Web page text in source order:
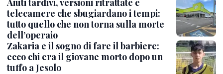
Aiuti tardivi, versioni ritrattate e
telecamere che sbugiardano i tempi:
tutto quello che non torna sulla morte
dell’operaio
Zakaria e il sogno di fare il barbiere:
ecco chi era il giovane morto dopo un
tuffo a Jesolo